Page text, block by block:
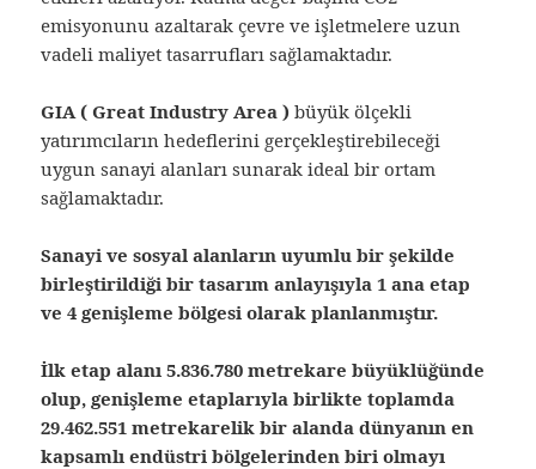
emisyonunu azaltarak çevre ve işletmelere uzun
vadeli maliyet tasarrufları sağlamaktadır.
GIA ( Great Industry Area )büyük ölçekli
yatırımcıların hedeflerini gerçekleştirebileceği
uygun sanayi alanları sunarak ideal bir ortam
sağlamaktadır.
Sanayi ve sosyal alanların uyumlu bir şekilde
birleştirildiği bir tasarım anlayışıyla 1 ana etap
ve 4 genişleme bölgesi olarak planlanmıştır.
İlk etap alanı 5.836.780 metrekare büyüklüğünde
olup, genişleme etaplarıyla birlikte toplamda
29.462.551 metrekarelik bir alanda dünyanın en
kapsamlı endüstri bölgelerinden biri olmayı